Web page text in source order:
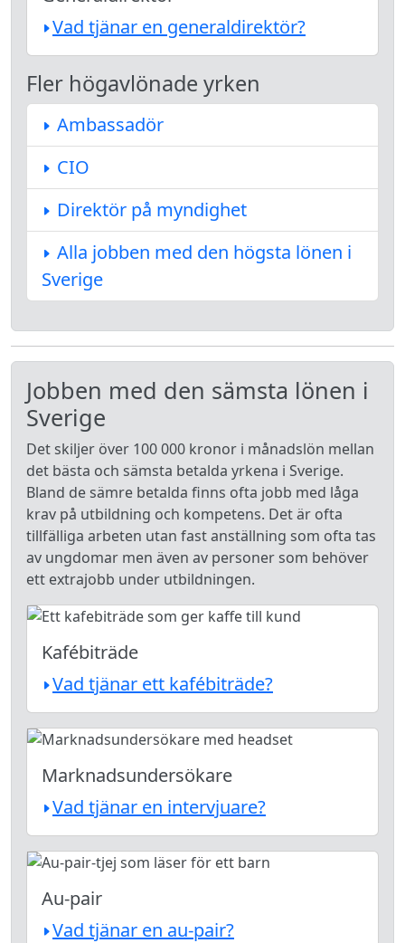
Vad tjänar en generaldirektör?
Fler högavlönade yrken
Ambassadör
CIO
Direktör på myndighet
Alla jobben med den högsta lönen i
Sverige
Jobben med den sämsta lönen i
Sverige
Det skiljer över 100 000 kronor i månadslön mellan
det bästa och sämsta betalda yrkena i Sverige.
Bland de sämre betalda finns ofta jobb med låga
krav på utbildning och kompetens. Det är ofta
tillfälliga arbeten utan fast anställning som ofta tas
av ungdomar men även av personer som behöver
ett extrajobb under utbildningen.
Kafébiträde
Vad tjänar ett kafébiträde?
Marknadsundersökare
Vad tjänar en intervjuare?
Au-pair
Vad tjänar en au-pair?